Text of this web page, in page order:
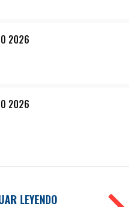
2026
2026
LEYENDO